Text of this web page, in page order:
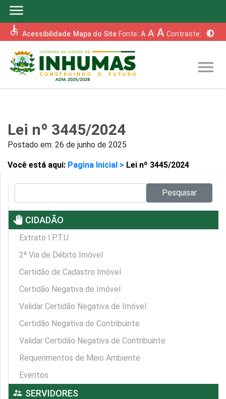
menu
accessible Acessibilidade Mapa do Site Fonte: A A A Contraste: brightness_6
menu
Lei nº 3445/2024
Postado em: 26 de junho de 2025
Você está aqui: Pagina Inicial > Lei nº 3445/2024
Pesquisar
pan_tool CIDADÃO
Extrato I.P.T.U
2ª Via de Débito Imóvel
Certidão de Cadastro Imóvel
Certidão Negativa de Imóvel
Validar Certidão Negativa de Imóvel
Certidão Negativa de Contribuinte
Validar Certidão Negativa de Contribuinte
Requerimentos de Meio Ambiente
Eventos
supervisor_account SERVIDORES